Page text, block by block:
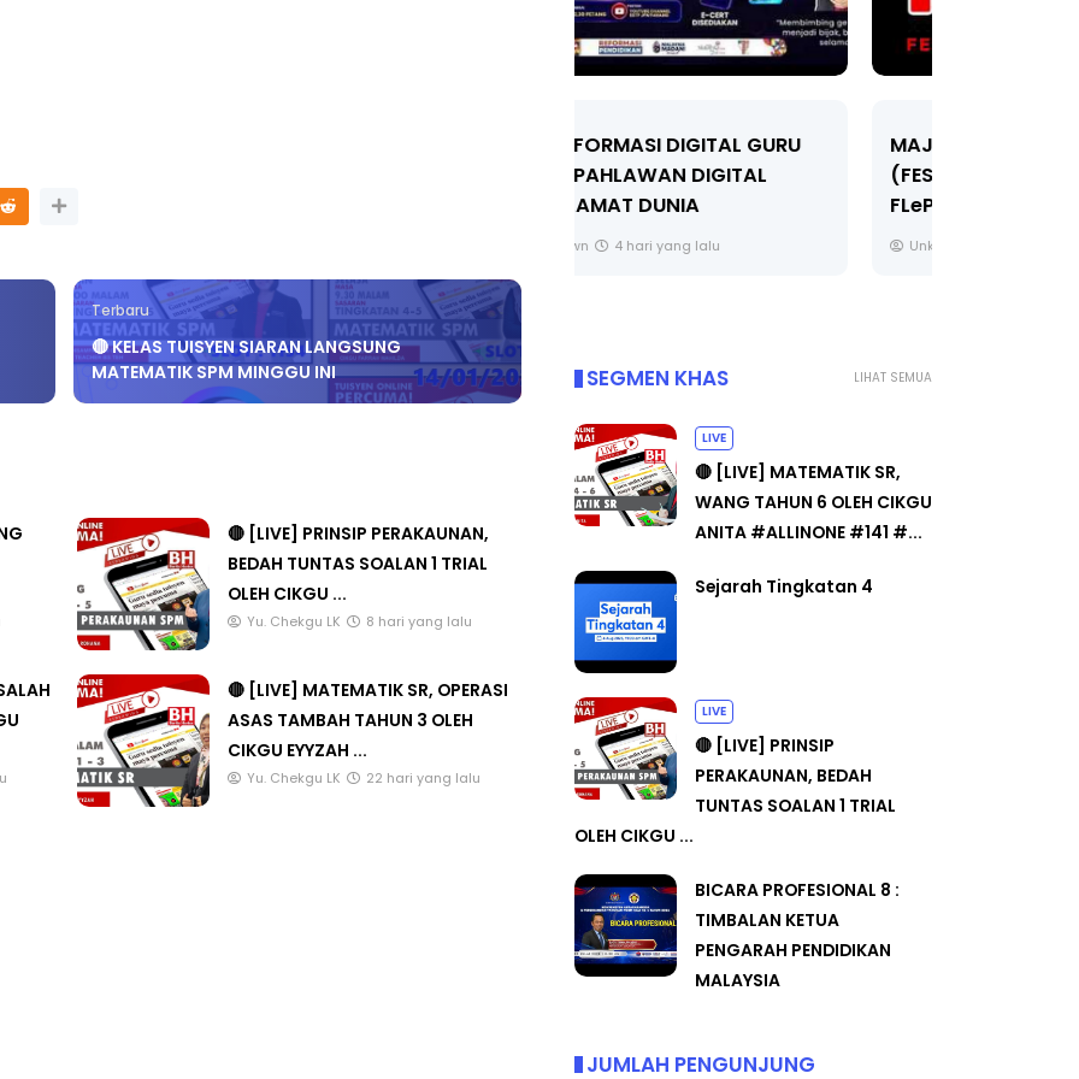
Terbaru
🔴 KELAS TUISYEN SIARAN LANGSUNG
MATEMATIK SPM MINGGU INI
🔴 [LIVE] PRINSIP PERAKAUNAN,
BEDAH TUNTAS SOALAN 1 TRIAL
OLEH CIKGU ...
Yu. Chekgu LK 8 hari yang lalu
🔴 [LIVE] MATEMATIK SR, OPERASI
ASAS TAMBAH TAHUN 3 OLEH
CIKGU EYYZAH ...
Yu. Chekgu LK 22 hari yang lalu
1 TRIAL
yang lalu
MAJLIS ANUGERAH FFK
(FESTIVAL LENSA PENDIDIKAN -
FLeP) 2026
Unknown 5 hari yang lalu
LIHAT SEMUA
SEGMEN KHAS
LIVE
🔴 [LIVE] MATEMATIK SR,
WANG TAHUN 6 OLEH CIKGU
ANITA #ALLINONE #141 #...
Sejarah Tingkatan 4
LIVE
🔴 [LIVE] PRINSIP
PERAKAUNAN, BEDAH
TUNTAS SOALAN 1 TRIAL
OLEH CIKGU ...
BICARA PROFESIONAL 8 :
TIMBALAN KETUA
PENGARAH PENDIDIKAN
MALAYSIA
JUMLAH PENGUNJUNG